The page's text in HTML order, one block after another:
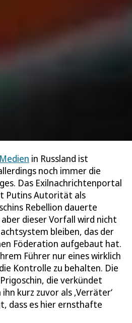
Medien in Russland ist
noch immer die
Das Exilnachrichtenportal
Putins Autorität als
Rebellion dauerte
dieser Vorfall wird nicht
bleiben, das der
Föderation aufgebaut hat.
Führer nur eines wirklich
Kontrolle zu behalten. Die
die verkündet
kurz zuvor als ‚Verräter‘
dass es hier ernsthafte